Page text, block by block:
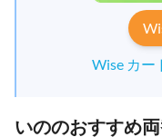
Wise カー
いののおすすめ